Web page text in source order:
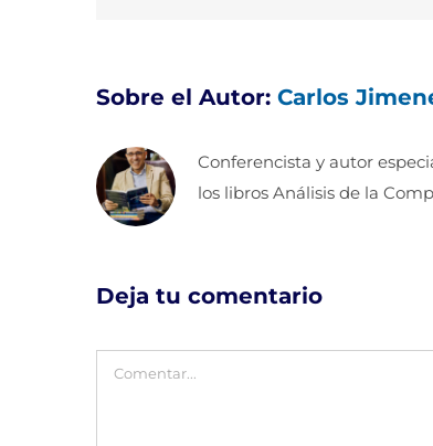
Sobre el Autor: Carlos
Conferencista y autor
los libros Análisis de la
Deja tu comentario
Comentar